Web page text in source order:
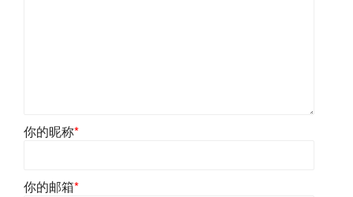
你的昵称*
你的邮箱*